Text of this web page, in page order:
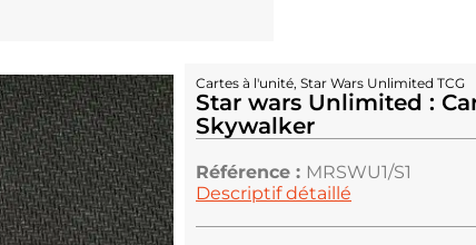
Cartes à l'unité, Star Wars Unlimited TCG
Star wars Unlimited :
Skywalker
Référence : MRSWU1/S1
Descriptif détaillé